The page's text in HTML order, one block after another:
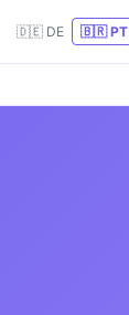
🇩🇪 DE 🇧🇷 PT